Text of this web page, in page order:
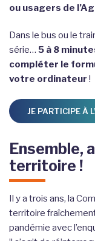
ou usagers de
Dans le bus ou le
série… 5 à 8
compléter le
votre ordinateur !
JE PARTICIPE À
Ensemble,
territoire !
Il y a trois ans, la
territoire
pandémie avec